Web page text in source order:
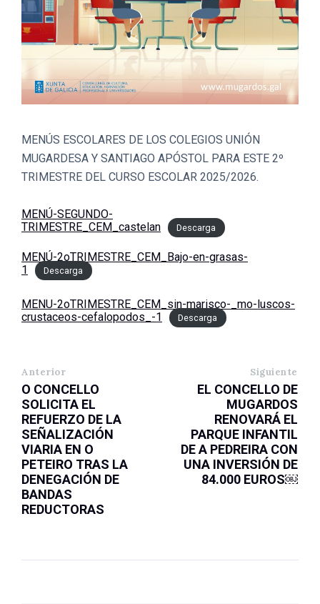
MENÚS ESCOLARES DE LOS COLEGIOS UNIÓN
MUGARDESA Y SANTIAGO APÓSTOL PARA ESTE 2º
TRIMESTRE DEL CURSO ESCOLAR 2025/2026.
MENÚ-SEGUNDO-
TRIMESTRE_CEM_castelan
Descarga
MENÚ-2oTRIMESTRE_CEM_Bajo-en-grasas-
1
Descarga
MENU-2oTRIMESTRE_CEM_sin-marisco-_mo-luscos-
crustaceos-cefalopodos_-1
Descarga
Anterior
O CONCELLO
SOLICITA EL
REFUERZO DE LA
SEÑALIZACIÓN
VIARIA EN O
PETEIRO TRAS LA
DENEGACIÓN DE
BANDAS
REDUCTORAS
Siguiente
EL CONCELLO DE
MUGARDOS
RENOVARÁ EL
PARQUE INFANTIL
DE A PEDREIRA CON
UNA INVERSIÓN DE
84.000 EUROS￼